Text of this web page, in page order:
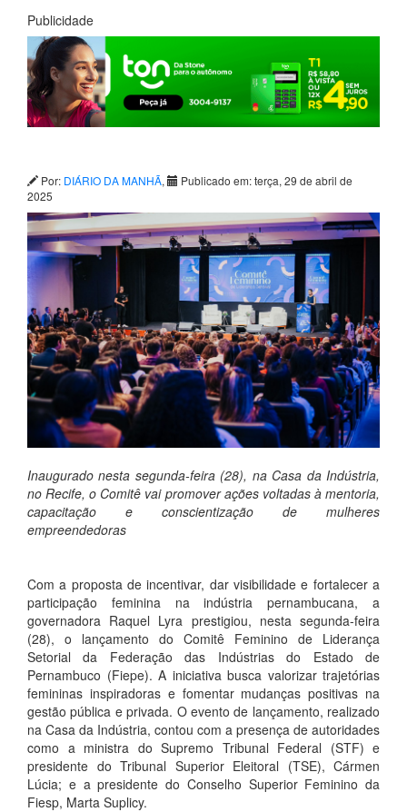
Publicidade
Por: DIÁRIO DA MANHÃ,
Publicado em: terça, 29 de abril de
2025
Inaugurado nesta segunda-feira (28), na Casa da Indústria,
no Recife, o Comitê vai promover ações voltadas à mentoria,
capacitação e conscientização de mulheres
empreendedoras
Com a proposta de incentivar, dar visibilidade e fortalecer a
participação feminina na indústria pernambucana, a
governadora Raquel Lyra prestigiou, nesta segunda-feira
(28), o lançamento do Comitê Feminino de Liderança
Setorial da Federação das Indústrias do Estado de
Pernambuco (Fiepe). A iniciativa busca valorizar trajetórias
femininas inspiradoras e fomentar mudanças positivas na
gestão pública e privada. O evento de lançamento, realizado
na Casa da Indústria, contou com a presença de autoridades
como a ministra do Supremo Tribunal Federal (STF) e
presidente do Tribunal Superior Eleitoral (TSE), Cármen
Lúcia; e a presidente do Conselho Superior Feminino da
Fiesp, Marta Suplicy.